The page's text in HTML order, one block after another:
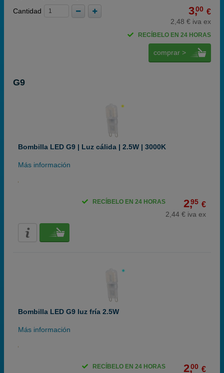
Cantidad
3,00 €
2,48 € iva ex
RECÍBELO EN 24 HORAS
comprar >
G9
Bombilla LED G9 | Luz cálida | 2.5W | 3000K
Más información
2,95 €
2,44 € iva ex
RECÍBELO EN 24 HORAS
Bombilla LED G9 luz fría 2.5W
Más información
2,00 €
RECÍBELO EN 24 HORAS